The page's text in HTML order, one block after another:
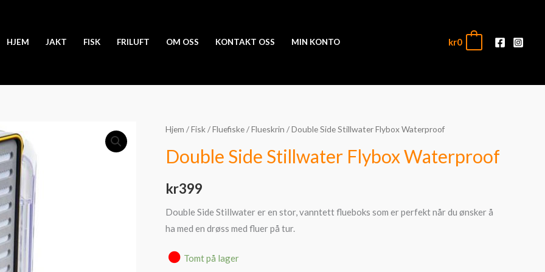
HJEM JAKT FISK FRILUFT OM OSS KONTAKT OSS MIN KONTO kr0
Hjem /Fisk/Fluefiske/Flueskrin / Double Side Stillwater Flybox Waterproof
Double Side Stillwater Flybox Waterproof
kr399
Double Side Stillwater er en stor, vanntett flueboks som er perfekt når du ønsker å
ha med en drøss med fluer på tur.
Tomt på lager